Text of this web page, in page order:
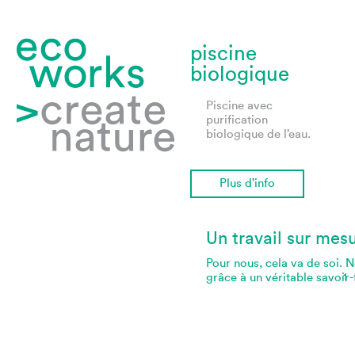
piscine
biologique
Piscine avec
purification
biologique de l’eau.
Plus d’info
1
Un travail sur
Pour nous, cela va de soi.
grâce à un véritable